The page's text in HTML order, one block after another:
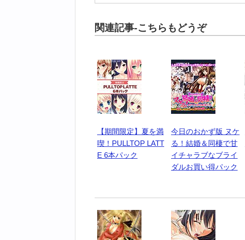
関連記事-こちらもどうぞ
【期間限定】夏を満
喫！PULLTOP LATT
E 6本パック
今日のおかず版 ヌケ
る！結婚＆同棲で甘
イチャラブなブライ
ダルお買い得パック